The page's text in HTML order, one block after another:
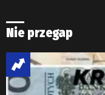
Nie przegap